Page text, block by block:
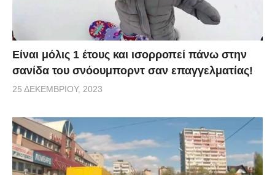
Είναι μόλις 1 έτους και ισορροπεί πάνω στην
σανίδα του σνόουμπορντ σαν επαγγελματίας!
25 ΔΕΚΕΜΒΡΊΟΥ, 2023